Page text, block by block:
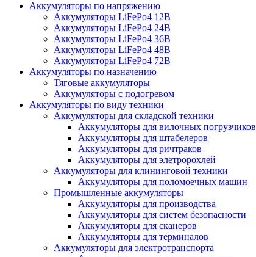
Аккумуляторы по напряжению
Аккумуляторы LiFePo4 12В
Аккумуляторы LiFePo4 24В
Аккумуляторы LiFePo4 36В
Аккумуляторы LiFePo4 48В
Аккумуляторы LiFePo4 72В
Аккумуляторы по назначению
Тяговые аккумуляторы
Аккумуляторы с подогревом
Аккумуляторы по виду техники
Аккумуляторы для складской техники
Аккумуляторы для вилочных погрузчиков
Аккумуляторы для штабелеров
Аккумуляторы для ричтраков
Аккумуляторы для элетророхлей
Аккумуляторы для клининговой техники
Аккумуляторы для поломоечных машин
Промышленные аккумуляторы
Аккумуляторы для производства
Аккумуляторы для систем безопасности
Аккумуляторы для сканеров
Аккумуляторы для терминалов
Аккумуляторы для электротранспорта